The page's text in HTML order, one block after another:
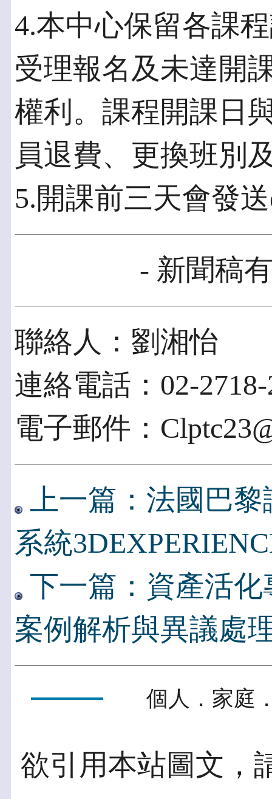
4.本中心保留各課
受理報名及未達開
權利。課程開課日
員退費、更換班別
5.開課前三天會發
- 新聞稿
聯絡人：劉湘怡
連絡電話：02-2718-
電子郵件：
上一篇：法國巴
系統
下一篇：資產活
案例解析與異議處
個人．家庭
欲引用本站圖文，